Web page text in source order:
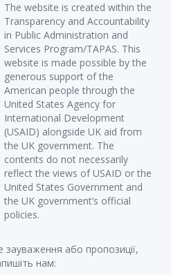
The website is created within the
Transparency and Accountability
in Public Administration and
Services Program/TAPAS. This
website is made possible by the
generous support of the
American people through the
United States Agency for
International Development
(USAID) alongside UK aid from
the UK government. The
contents do not necessarily
reflect the views of USAID or the
United States Government and
the UK government’s official
policies.
або пропозиції,
нам: